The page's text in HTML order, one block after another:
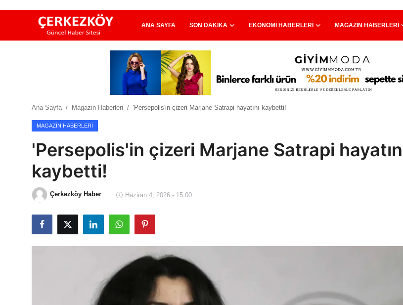
ANA SAYFA SON DAKIKA EKONOMI HABERLERI MAGAZIN HABERLERI
Ekonomi Haberleri
Teknoloji Haberleri
Çerkezköy
Ana Sayfa Magazin Haberleri 'Persepolis'in çizeri Marjane Satrapi hayatını kaybetti!
MAGAZIN HABERLERI
'Persepolis'in çizeri Marjane Satrapi
kaybetti!
Çerkezköy Haber Haziran 4, 2026 - 15:00